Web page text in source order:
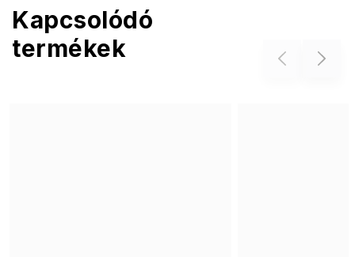
Kapcsolódó
termékek
Previous Next